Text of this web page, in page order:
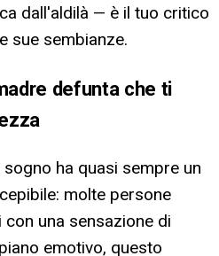
dall'aldilà — è il tuo critico
sue sembianze.
defunta che ti
ha quasi sempre un
molte persone
una sensazione di
emotivo, questo